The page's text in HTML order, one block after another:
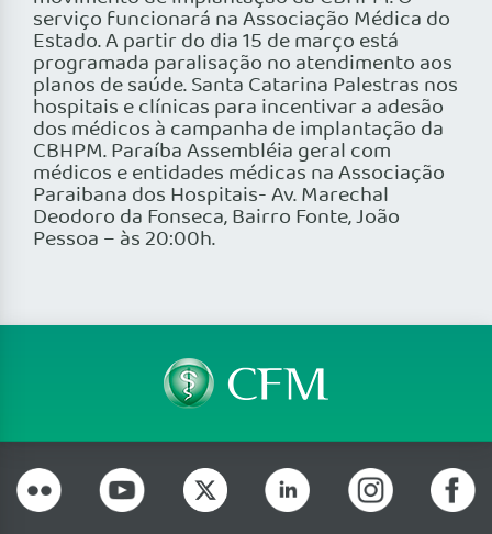
serviço funcionará na Associação Médica do
Estado. A partir do dia 15 de março está
programada paralisação no atendimento aos
planos de saúde. Santa Catarina Palestras nos
hospitais e clínicas para incentivar a adesão
dos médicos à campanha de implantação da
CBHPM. Paraíba Assembléia geral com
médicos e entidades médicas na Associação
Paraibana dos Hospitais- Av. Marechal
Deodoro da Fonseca, Bairro Fonte, João
Pessoa – às 20:00h.